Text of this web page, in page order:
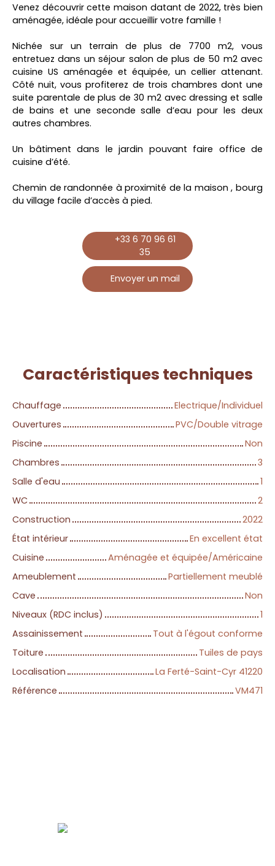
Venez découvrir cette maison datant de 2022, très bien
aménagée, idéale pour accueillir votre famille !
Nichée sur un terrain de plus de 7700 m2, vous
entretuez dans un séjour salon de plus de 50 m2 avec
cuisine US aménagée et équipée, un cellier attenant.
Côté nuit, vous profiterez de trois chambres dont une
suite parentale de plus de 30 m2 avec dressing et salle
de bains et une seconde salle d’eau pour les deux
autres chambres.
Un bâtiment dans le jardin pouvant faire office de
cuisine d’été.
Chemin de randonnée à proximité de la maison , bourg
du village facile d’accès à pied.
+33 6 70 96 61
35
Envoyer un mail
Caractéristiques techniques
Chauffage
Electrique/Individuel
Ouvertures
PVC/Double vitrage
Piscine
Non
Chambres
3
Salle d'eau
1
WC
2
Construction
2022
État intérieur
En excellent état
Cuisine
Aménagée et équipée/Américaine
Ameublement
Partiellement meublé
Cave
Non
Niveaux (RDC inclus)
1
Assainissement
Tout à l'égout conforme
Toiture
Tuiles de pays
Localisation
La Ferté-Saint-Cyr 41220
Référence
VM471